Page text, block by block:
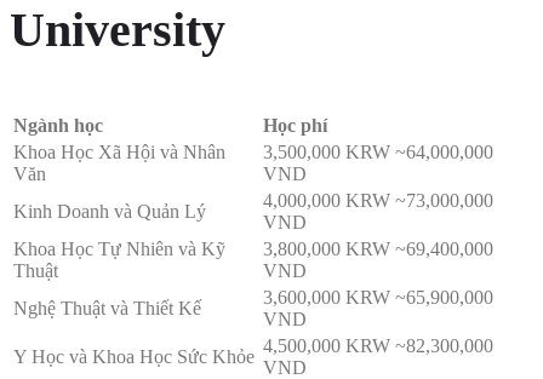
University
Ngành học
Học phí
Khoa Học Xã Hội và Nhân
Văn
3,500,000 KRW ~64,000,000
VND
Kinh Doanh và Quản Lý
4,000,000 KRW ~73,000,000
VND
Khoa Học Tự Nhiên và Kỹ
Thuật
3,800,000 KRW ~69,400,000
VND
Nghệ Thuật và Thiết Kế
3,600,000 KRW ~65,900,000
VND
Y Học và Khoa Học Sức Khỏe
4,500,000 KRW ~82,300,000
VND